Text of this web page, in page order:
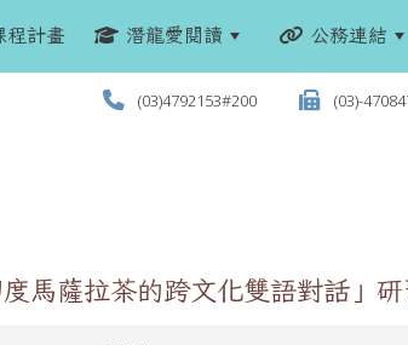
計畫 潛龍愛閱讀 公務連結
(03)4792153#200 (03)-
度馬薩拉茶的跨文化雙語對話」